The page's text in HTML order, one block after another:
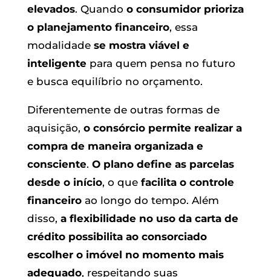
elevados. Quando o consumidor prioriza
o planejamento financeiro, essa
modalidade se mostra viável e
inteligentepara quem pensa no futuro
e busca equilíbrio no orçamento.
Diferentemente de outras formas de
aquisição, o consórcio permite realizar a
compra de maneira organizada e
consciente. O plano define as parcelas
desde o início, o que facilita o controle
financeiroao longo do tempo. Além
disso, a flexibilidade no uso da carta de
crédito possibilita ao consorciado
escolher o imóvel no momento mais
adequado, respeitando suas